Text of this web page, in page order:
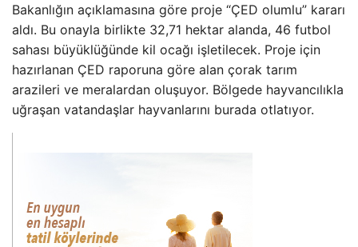
Bakanlığın açıklamasına göre proje “ÇED olumlu” kararı
aldı. Bu onayla birlikte 32,71 hektar alanda, 46 futbol
sahası büyüklüğünde kil ocağı işletilecek. Proje için
hazırlanan ÇED raporuna göre alan çorak tarım
arazileri ve meralardan oluşuyor. Bölgede hayvancılıkla
uğraşan vatandaşlar hayvanlarını burada otlatıyor.